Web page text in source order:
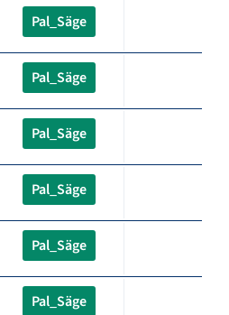
Pal_Säge
Pal_Säge
Pal_Säge
Pal_Säge
Pal_Säge
Pal_Säge